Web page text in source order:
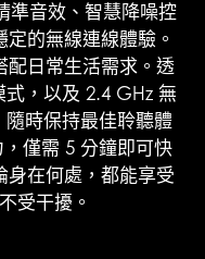
準音效、智慧降噪控
的無線連線體驗。
配日常生活需求。透
，以及 2.4 GHz 無
時保持最佳聆聽體
僅需 5 分鐘即可快
身在何處，都能享受
受干擾。